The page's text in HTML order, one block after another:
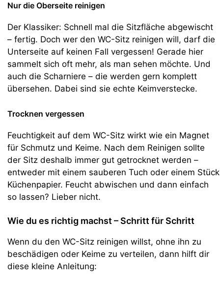
Nur die Oberseite reinigen
Der Klassiker: Schnell mal die Sitzfläche abgewischt
– fertig. Doch wer den WC-Sitz reinigen will, darf die
Unterseite auf keinen Fall vergessen! Gerade hier
sammelt sich oft mehr, als man sehen möchte. Und
auch die Scharniere – die werden gern komplett
übersehen. Dabei sind sie echte Keimverstecke.
Trocknen vergessen
Feuchtigkeit auf dem WC-Sitz wirkt wie ein Magnet
für Schmutz und Keime. Nach dem Reinigen sollte
der Sitz deshalb immer gut getrocknet werden –
entweder mit einem sauberen Tuch oder einem Stück
Küchenpapier. Feucht abwischen und dann einfach
so lassen? Lieber nicht.
Wie du es richtig machst – Schritt für Schritt
Wenn du den WC-Sitz reinigen willst, ohne ihn zu
beschädigen oder Keime zu verteilen, dann hilft dir
diese kleine Anleitung: